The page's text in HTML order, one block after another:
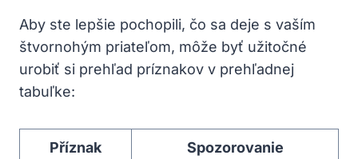
Aby ste lepšie pochopili, čo sa deje s vaším
štvornohým priateľom, môže byť užitočné
urobiť si prehľad príznakov v prehľadnej
tabuľke:
Příznak Spozorovanie